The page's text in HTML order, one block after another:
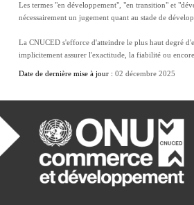
Les termes "en développement", "en transition" et
nécessairement un jugement quant au stade de
La CNUCED s'efforce d'atteindre le plus haut degré
implicitement assurer l'exactitude, la fiabilité ou
Date de dernière mise à jour : 02 décembre 2025